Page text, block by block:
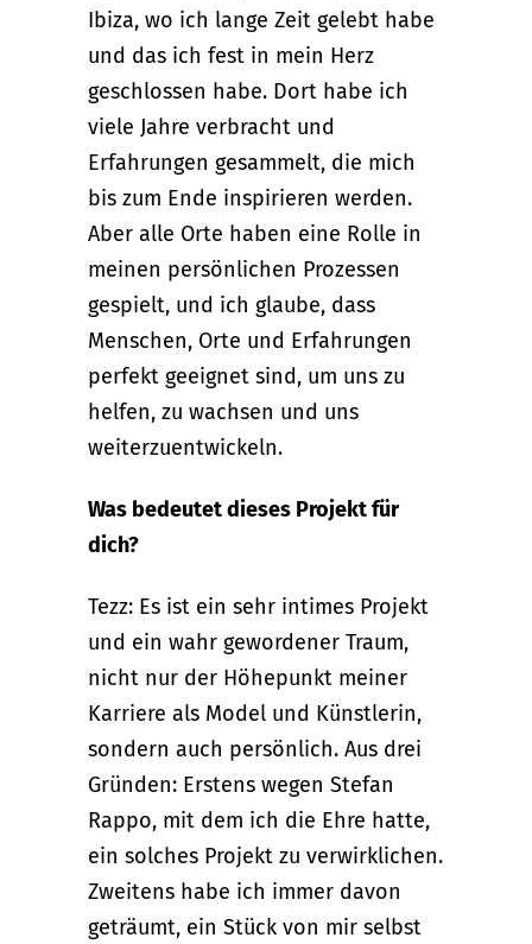
Ibiza, wo ich lange Zeit gelebt habe
und das ich fest in mein Herz
geschlossen habe. Dort habe ich
viele Jahre verbracht und
Erfahrungen gesammelt, die mich
bis zum Ende inspirieren werden.
Aber alle Orte haben eine Rolle in
meinen persönlichen Prozessen
gespielt, und ich glaube, dass
Menschen, Orte und Erfahrungen
perfekt geeignet sind, um uns zu
helfen, zu wachsen und uns
weiterzuentwickeln.
Was bedeutet dieses Projekt für
dich?
Tezz: Es ist ein sehr intimes Projekt
und ein wahr gewordener Traum,
nicht nur der Höhepunkt meiner
Karriere als Model und Künstlerin,
sondern auch persönlich. Aus drei
Gründen: Erstens wegen Stefan
Rappo, mit dem ich die Ehre hatte,
ein solches Projekt zu verwirklichen.
Zweitens habe ich immer davon
geträumt, ein Stück von mir selbst